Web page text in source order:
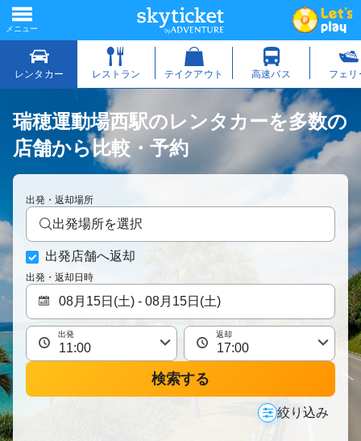
瑞穂運動場西駅のレンタカーを多数の
店舗から比較・予約
出発・返却場所
出発場所を選択
出発店舗へ返却
出発・返却日時
出発 返却
検索する
絞り込み